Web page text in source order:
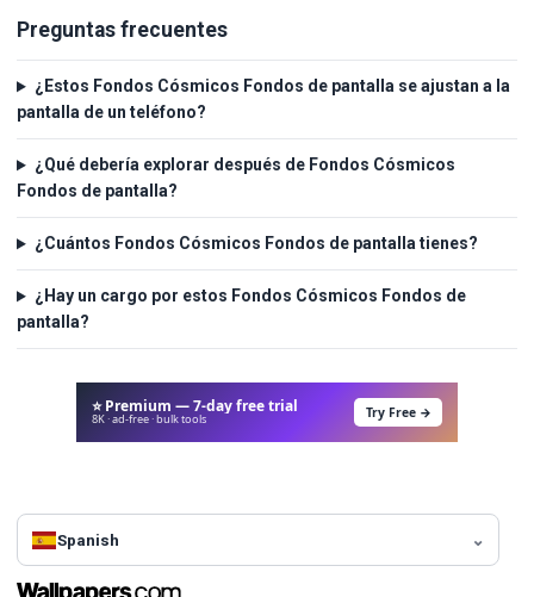
Preguntas frecuentes
¿Estos Fondos Cósmicos Fondos de pantalla se ajustan a la
pantalla de un teléfono?
¿Qué debería explorar después de Fondos Cósmicos
Fondos de pantalla?
¿Cuántos Fondos Cósmicos Fondos de pantalla tienes?
¿Hay un cargo por estos Fondos Cósmicos Fondos de
pantalla?
⭐ Premium — 7-day free trial
8K · ad-free · bulk tools Try Free →
Spanish